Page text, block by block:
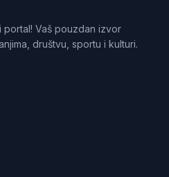
Vaš pouzdan izvor
društvu, sportu i kulturi.